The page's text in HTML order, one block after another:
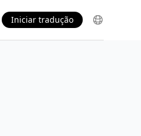
Iniciar tradução